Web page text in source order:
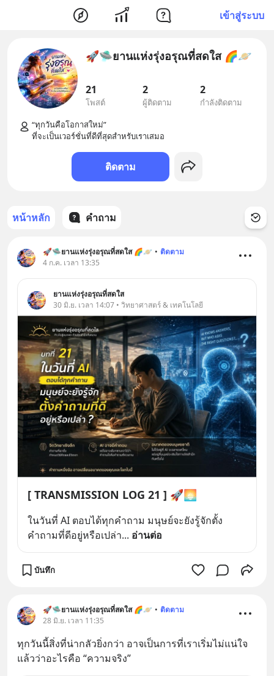
เข้าสู่ระบบ
🚀🛸ยานแห่งรุ่งอรุณที่สดใส 🌈🪐
21
โพสต์
2
ผู้ติดตาม
2
กำลังติดตาม
“ทุกวันคือโอกาสใหม่”
ติดตาม
หน้าหลัก คำถาม
🚀🛸ยานแห่งรุ่งอรุณที่สดใส 🌈🪐 • ติดตาม
4 ก.ค. เวลา 13:35
ยานแห่งรุ่งอรุณที่สดใส
30 มิ.ย. เวลา 14:07 • วิทยาศาสตร์ & เทคโนโลยี
[ TRANSMISSION LOG 21 ] 🚀🌅
ในวันที่ AI ตอบได้ทุกคำถาม มนุษย์จะยังรู้จักตั้ง
คำถามที่ดีอยู่หรือเปล่า... อ่านต่อ
บันทึก
🚀🛸ยานแห่งรุ่งอรุณที่สดใส 🌈🪐 • ติดตาม
28 มิ.ย. เวลา 11:35
ทุกวันนี้สิ่งที่น่ากลัวยิ่งกว่า อาจเป็นการที่เราเริ่มไม่แน่ใจ
แล้วว่าอะไรคือ “ความจริง”